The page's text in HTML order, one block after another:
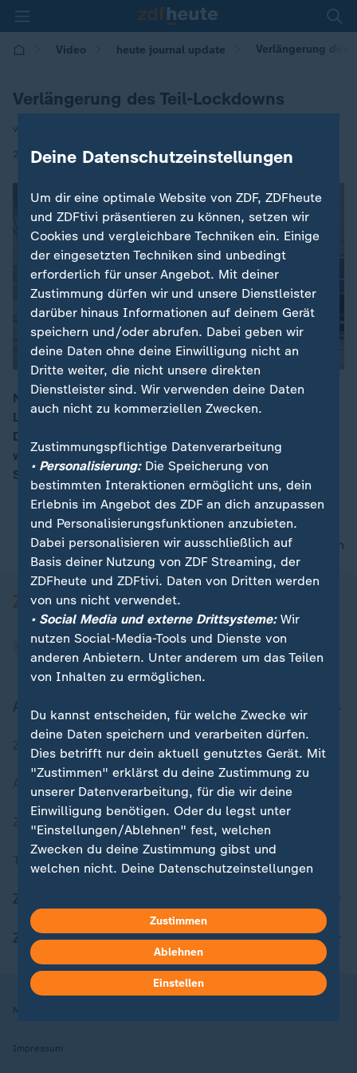
Video heute journal update Verlängerung des
Verlängerung des Teil-Lockdowns
von Heike Slansky
26.11.2020 | 00:45
Nach der Konferenz der Bundeskanzlerin mit den
Länderchefs stehen die neuen Corona-Regeln fest.
Diese sollen vorerst bis 20. Dezember gelten. Auch
wurden spezielle Regelungen für Weihnachten und
Silvester beschlossen.
nach oben
Aktuell bei ZDFheute
Zuletzt veröffentlicht
Aktuelle Sendungs-Videos
ZDFheute Stories
Themen im Überblick
ZDFheute Apps
Nutzungsbedingungen
Impressum
Deine Datenschutzeinstellungen
Um dir eine optimale Website von ZDF, ZDFheute
und ZDFtivi präsentieren zu können, setzen wir
Cookies und vergleichbare Techniken ein. Einige
der eingesetzten Techniken sind unbedingt
erforderlich für unser Angebot. Mit deiner
Zustimmung dürfen wir und unsere Dienstleister
darüber hinaus Informationen auf deinem Gerät
speichern und/oder abrufen. Dabei geben wir
deine Daten ohne deine Einwilligung nicht an
Dritte weiter, die nicht unsere direkten
Dienstleister sind. Wir verwenden deine Daten
auch nicht zu kommerziellen Zwecken.
Zustimmungspflichtige Datenverarbeitung
• Personalisierung:Die Speicherung von
bestimmten Interaktionen ermöglicht uns, dein
Erlebnis im Angebot des ZDF an dich anzupassen
und Personalisierungsfunktionen anzubieten.
Dabei personalisieren wir ausschließlich auf
Basis deiner Nutzung von ZDF Streaming, der
ZDFheute und ZDFtivi. Daten von Dritten werden
von uns nicht verwendet.
• Social Media und externe Drittsysteme:Wir
nutzen Social-Media-Tools und Dienste von
anderen Anbietern. Unter anderem um das Teilen
von Inhalten zu ermöglichen.
Du kannst entscheiden, für welche Zwecke wir
deine Daten speichern und verarbeiten dürfen.
Dies betrifft nur dein aktuell genutztes Gerät. Mit
"Zustimmen" erklärst du deine Zustimmung zu
unserer Datenverarbeitung, für die wir deine
Einwilligung benötigen. Oder du legst unter
"Einstellungen/Ablehnen" fest, welchen
Zwecken du deine Zustimmung gibst und
welchen nicht. Deine Datenschutzeinstellungen
in deinen Einstellungen widerrufen oder ändern.
Hier findest du das Impressum.
Weitere Informationen findest du in unserer
Datenschutzerklärung.
Zustimmen
Ablehnen
Einstellen